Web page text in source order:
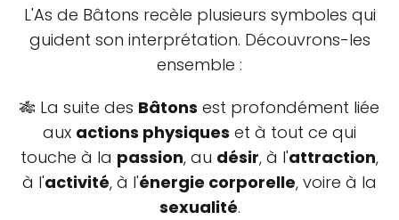
L'As de Bâtons recèle plusieurs symboles qui
guident son interprétation. Découvrons-les
ensemble :
🎋 La suite des Bâtons est profondément liée
aux actions physiques et à tout ce qui
touche à la passion, au désir, à l'attraction,
à l'activité, à l'énergie corporelle, voire à la
sexualité.